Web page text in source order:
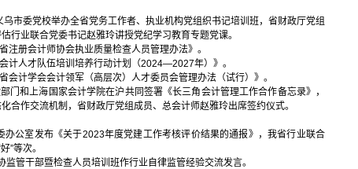
市委党校举办全省党务工作者、执业机构党组织书记培训班，省财政厅党组
行业联合党委书记赵雅玲讲授党纪学习教育专题党课。
注册会计师协会执业质量检查人员管理办法》。
计人才队伍培训培养行动计划（2024—2027年）》。
会计学会会计领军（高层次）人才委员会管理办法（试行）》。
门和上海国家会计学院在沪共同签署《长三角会计管理工作合作备忘录》，
合作交流机制，省财政厅党组成员、总会计师赵雅玲出席签约仪式。
办公室发布《关于2023年度党建工作考核评价结果的通报》，我省行业联合
”等次。
管干部暨检查人员培训班作行业自律监管经验交流发言。